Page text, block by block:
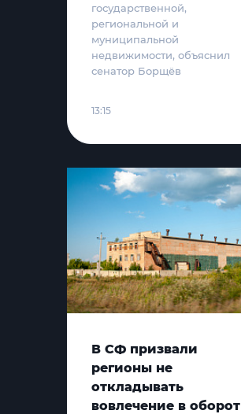
государственной,
региональной и
муниципальной
недвижимости, объяснил
сенатор Борщёв
13:15
В СФ призвали
регионы не
откладывать
вовлечение в оборот